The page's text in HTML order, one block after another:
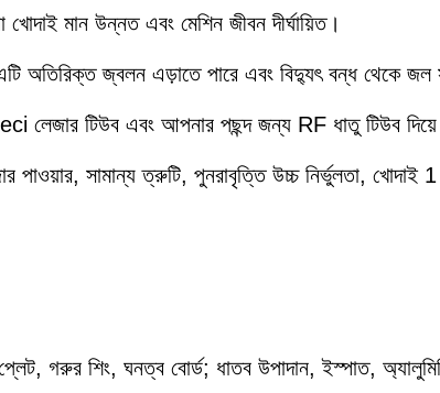
মান উন্নত এবং মেশিন জীবন দীর্ঘায়িত।
অতিরিক্ত জ্বলন এড়াতে পারে এবং বিদ্যুৎ বন্ধ থেকে জল
লেজার টিউব এবং আপনার পছন্দ জন্য RF ধাতু টিউব দিয়ে
পাওয়ার, সামান্য ত্রুটি, পুনরাবৃত্তি উচ্চ নির্ভুলতা,
গরুর শিং, ঘনত্ব বোর্ড; ধাতব উপাদান, ইস্পাত,